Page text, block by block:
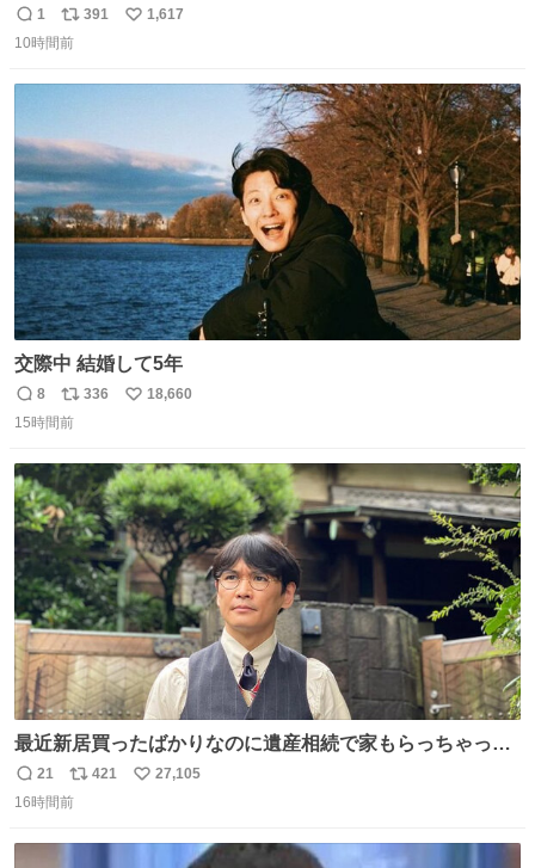
の立ち振る舞い指南コーナーで、大股を「下品」や「はし
たない」という言葉を使わず「勇敢すぎます」と洒落っ気
っていきたい… （昭和4年婦人倶楽部新年号より）
返
信
1
リ
ポ
391
い
1,617
10時間前
交際中 結婚して5年
返
信
8
リ
ポ
ト
数
336
い
数
18,660
15時間前
最近新居買ったばかりなのに遺産相続で家もらっちゃった
長男
返
信
21
リ
ポ
421
い
27,105
16時間前